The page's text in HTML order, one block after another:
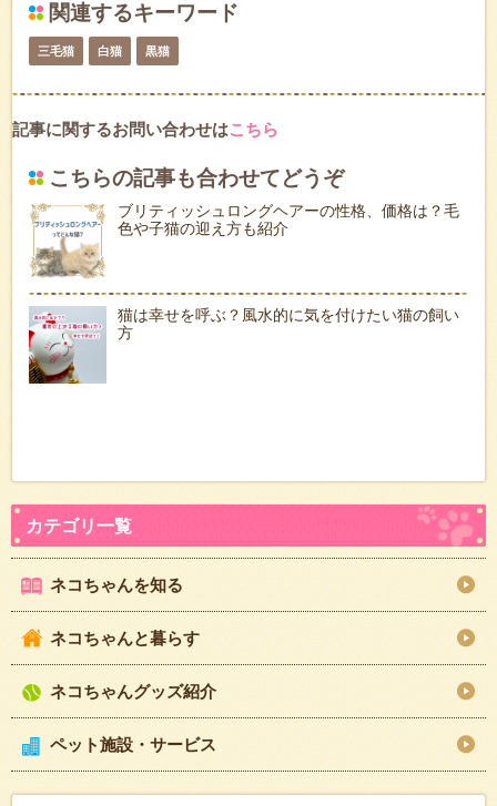
関連するキーワード
三毛猫 白猫 黒猫
記事に関するお問い合わせはこちら
こちらの記事も合わせてどうぞ
ブリティッシュロングヘアーの性格、価格は？毛
色や子猫の迎え方も紹介
猫は幸せを呼ぶ？風水的に気を付けたい猫の飼い
方
ネコちゃんを知る
ネコちゃんと暮らす
ネコちゃんグッズ紹介
ペット施設・サービス